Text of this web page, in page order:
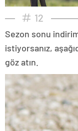
12
Sezon sonu
istiyorsanız,
göz atın.